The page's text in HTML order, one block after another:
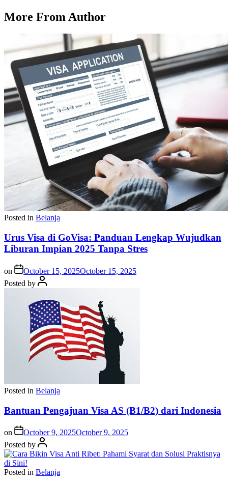
More From Author
Posted in Belanja
Urus Visa di GoVisa: Panduan Lengkap Wujudkan
Liburan Impian 2025 Tanpa Stres
on October 15, 2025October 15, 2025
Posted by
Posted in Belanja
Bantuan Pengajuan Visa AS (B1/B2) dari Indonesia
on October 9, 2025October 9, 2025
Posted by
Posted in Belanja